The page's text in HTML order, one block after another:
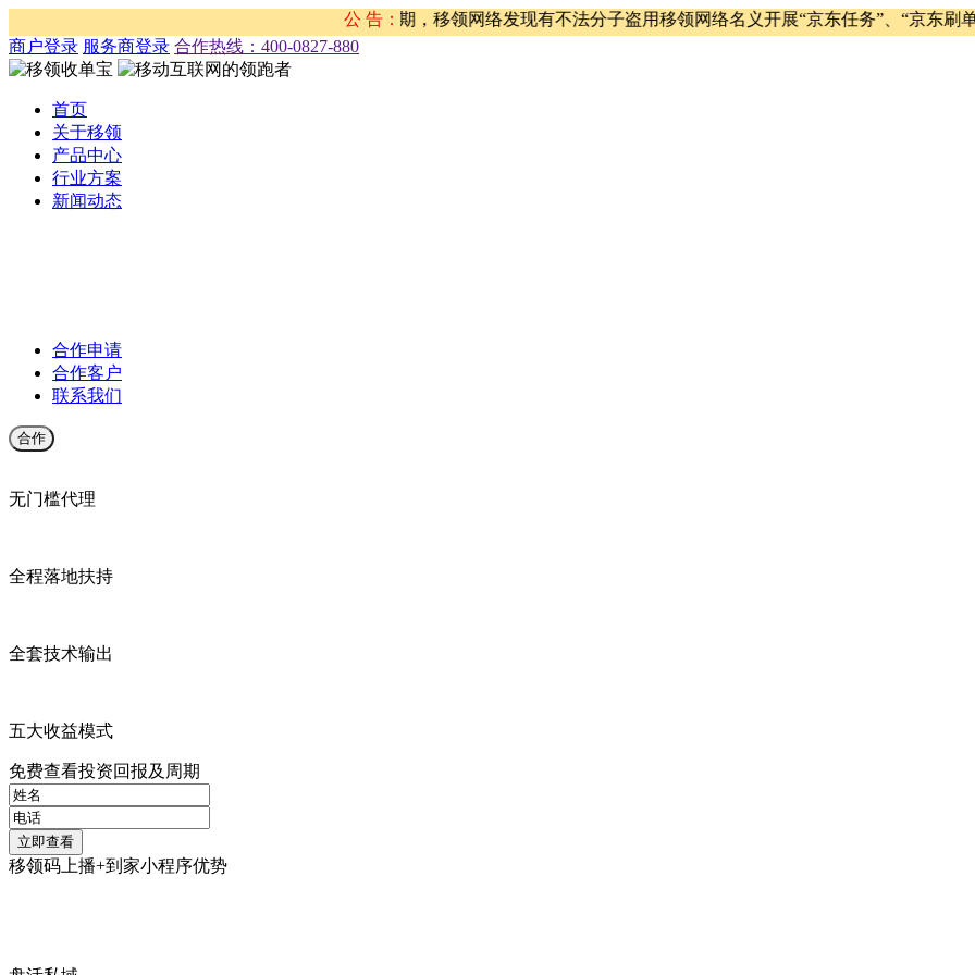
公 告：
分子冒用我司名义 从事违法行为的重要声明 近期，移领网络发现有不法分子盗用移领网络名义开展“京东任务”、“京东刷单
商户登录 服务商登录 合作热线：‭400-0827-880
首页
关于移领
产品中心
行业方案
新闻动态
合作申请
合作客户
联系我们
合作
无门槛代理
全程落地扶持
全套技术输出
五大收益模式
免费查看投资回报及周期
移领码上播+到家小程序优势